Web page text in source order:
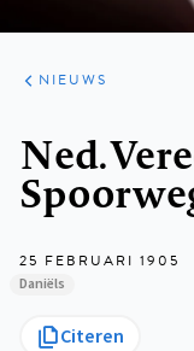
ARTIKELEN
HET
KORT
NIEUWS
Ned.
25 FEBRUARI 1905
Daniëls
Citeren